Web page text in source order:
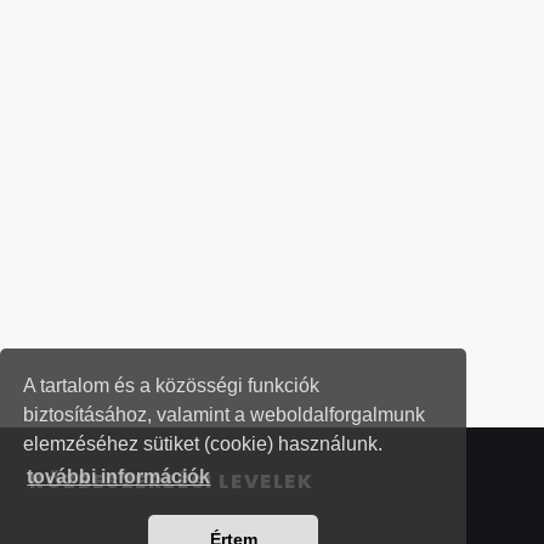
A tartalom és a közösségi funkciók
biztosításához, valamint a weboldalforgalmunk
elemzéséhez sütiket (cookie) használunk.
további információk
Értem
KÖZBESZERZÉSI LEVELEK